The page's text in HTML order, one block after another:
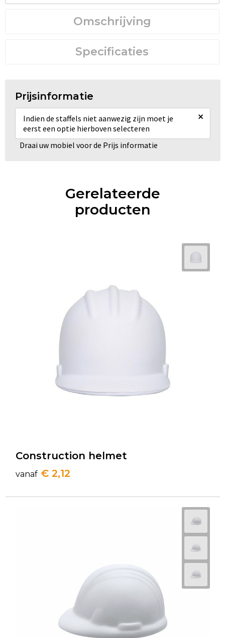
Omschrijving
Specificaties
Prijsinformatie
Indien de staffels niet aanwezig zijn moet je
eerst een optie hierboven selecteren
×
Draai uw mobiel voor de Prijs informatie
Gerelateerde
producten
Construction helmet
vanaf € 2,12